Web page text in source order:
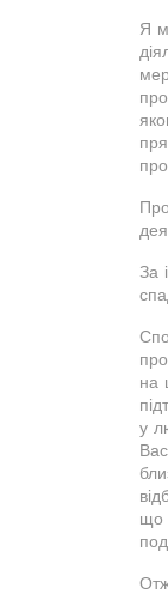
Я
За
на
у
що